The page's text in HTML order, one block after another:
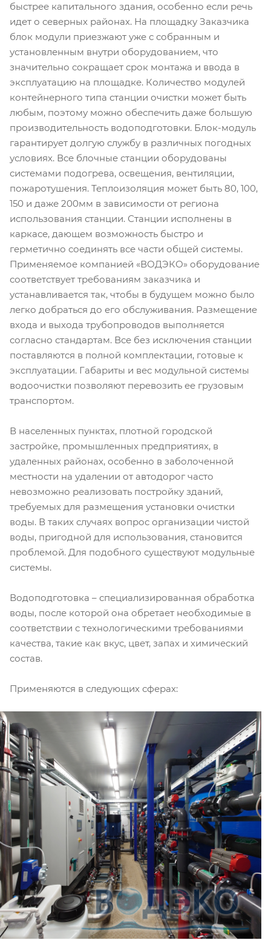
быстрее капитального здания, особенно если речь
идет о северных районах. На площадку Заказчика
блок модули приезжают уже с собранным и
установленным внутри оборудованием, что
значительно сокращает срок монтажа и ввода в
эксплуатацию на площадке. Количество модулей
контейнерного типа станции очистки может быть
любым, поэтому можно обеспечить даже большую
производительность водоподготовки. Блок-модуль
гарантирует долгую службу в различных погодных
условиях. Все блочные станции оборудованы
системами подогрева, освещения, вентиляции,
пожаротушения. Теплоизоляция может быть 80, 100,
150 и даже 200мм в зависимости от региона
использования станции. Станции исполнены в
каркасе, дающем возможность быстро и
герметично соединять все части общей системы.
Применяемое компанией «ВОДЭКО» оборудование
соответствует требованиям заказчика и
устанавливается так, чтобы в будущем можно было
легко добраться до его обслуживания. Размещение
входа и выхода трубопроводов выполняется
согласно стандартам. Все без исключения станции
поставляются в полной комплектации, готовые к
эксплуатации. Габариты и вес модульной системы
водоочистки позволяют перевозить ее грузовым
транспортом.
В населенных пунктах, плотной городской
застройке, промышленных предприятиях, в
удаленных районах, особенно в заболоченной
местности на удалении от автодорог часто
невозможно реализовать постройку зданий,
требуемых для размещения установки очистки
воды. В таких случаях вопрос организации чистой
воды, пригодной для использования, становится
проблемой. Для подобного существуют модульные
системы.
Водоподготовка – специализированная обработка
воды, после которой она обретает необходимые в
соответствии с технологическими требованиями
качества, такие как вкус, цвет, запах и химический
состав.
Применяются в следующих сферах: